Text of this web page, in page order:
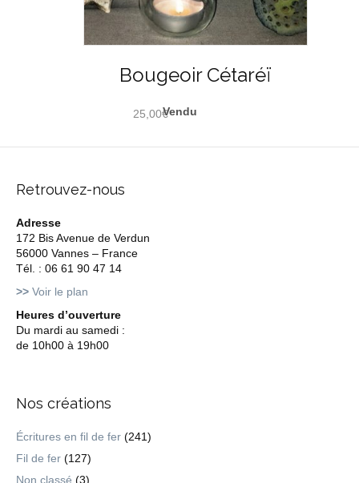
Bougeoir Cétaréï
25,00€
Retrouvez-nous
Adresse
172 Bis Avenue de Verdun
56000 Vannes – France
Tél. : 06 61 90 47 14
>> Voir le plan
Heures d’ouverture
Du mardi au samedi :
de 10h00 à 19h00
Nos créations
Écritures en fil de fer (241)
Fil de fer (127)
Non classé (3)